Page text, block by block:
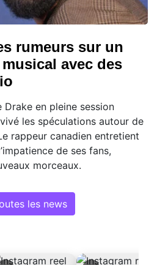
rumeurs sur un
avec des
en pleine session
les spéculations autour de
rappeur canadien entretient
de ses fans,
morceaux.
les news